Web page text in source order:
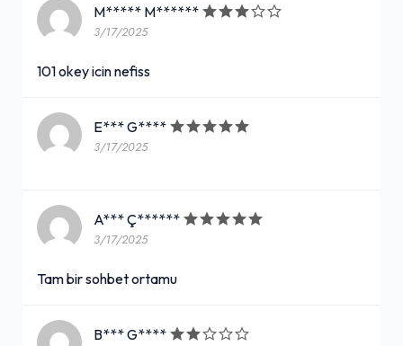
M***** M******
3/17/2025
101 okey icin nefiss
E*** G****
3/17/2025
A*** Ç******
3/17/2025
Tam bir sohbet ortamu
B*** G****